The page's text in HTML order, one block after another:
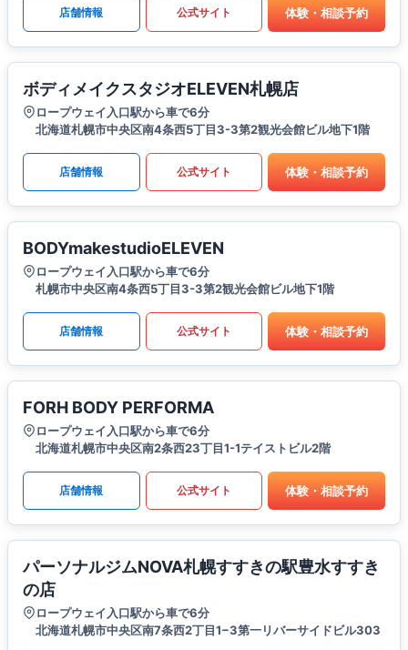
店舗情報 公式サイト 体験・相談予約
ボディメイクスタジオELEVEN札幌店
ロープウェイ入口駅から車で6分
北海道札幌市中央区南4条西5丁目3-3第2観光会館ビル地下1階
店舗情報 公式サイト 体験・相談予約
BODYmakestudioELEVEN
ロープウェイ入口駅から車で6分
札幌市中央区南4条西5丁目3-3第2観光会館ビル地下1階
店舗情報 公式サイト 体験・相談予約
FORH BODY PERFORMA
ロープウェイ入口駅から車で6分
北海道札幌市中央区南2条西23丁目1-1テイストビル2階
店舗情報 公式サイト 体験・相談予約
パーソナルジムNOVA札幌すすきの駅豊水すすき
の店
ロープウェイ入口駅から車で6分
北海道札幌市中央区南7条西2丁目1−3第一リバーサイドビル303